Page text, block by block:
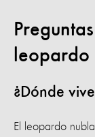
leopardo
¿Dónde
El leopardo